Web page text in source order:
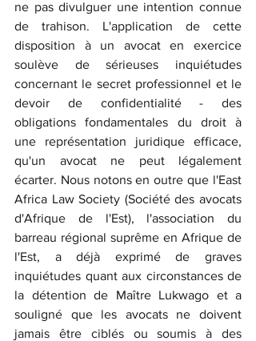
ne pas divulguer une intention connue
de trahison. L'application de cette
disposition à un avocat en exercice
soulève de sérieuses inquiétudes
concernant le secret professionnel et le
devoir de confidentialité - des
obligations fondamentales du droit à
une représentation juridique efficace,
qu'un avocat ne peut légalement
écarter. Nous notons en outre que l'East
Africa Law Society (Société des avocats
d'Afrique de l'Est), l'association du
barreau régional suprême en Afrique de
l'Est, a déjà exprimé de graves
inquiétudes quant aux circonstances de
la détention de Maître Lukwago et a
souligné que les avocats ne doivent
jamais être ciblés ou soumis à des